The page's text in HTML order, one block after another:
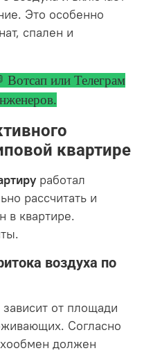
Это особенно
спален и
Вотсап или Телеграм
квартире
работал
рассчитать и
в квартире.
воздуха по
от площади
Согласно
должен